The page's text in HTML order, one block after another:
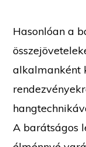
Hasonlóan a
alkalmanként
A barátságos